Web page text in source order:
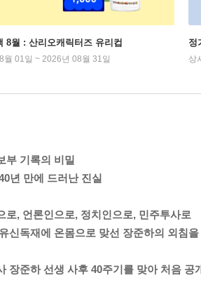
8월 : 산리오캐릭터즈 유리컵
월 01일 ~ 2026년 08월 31일
정
상
부 기록의 비밀
년 만에 드러난 진실
로, 언론인으로, 정치인으로, 민주투사로
신독재에 온몸으로 맞선 장준하의 외침
장준하 선생 사후 40주기를 맞아 처음 공